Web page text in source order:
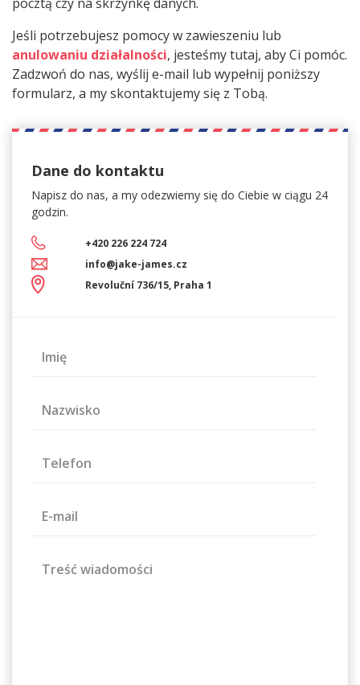
Jeśli potrzebujesz pomocy w zawieszeniu lub
anulowaniu działalności, jesteśmy tutaj, aby Ci pomóc.
Zadzwoń do nas, wyślij e-mail lub wypełnij poniższy
formularz, a my skontaktujemy się z Tobą.
Dane do kontaktu
Napisz do nas, a my odezwiemy się do Ciebie w ciągu 24
godzin.
+420 226 224 724
info@jake-james.cz
Revoluční 736/15, Praha 1
Imię
Nazwisko
Telefon
E-mail
Treść wiadomości